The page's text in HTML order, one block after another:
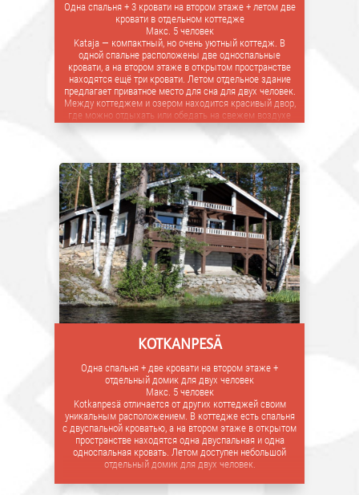
Одна спальня + 3 кровати на втором этаже + летом две
кровати в отдельном коттедже
Макс. 5 человек
Kataja — компактный, но очень уютный коттедж. В
одной спальне расположены две односпальные
кровати, а на втором этаже в открытом пространстве
находятся ещё три кровати. Летом отдельное здание
предлагает приватное место для сна для двух человек.
Между коттеджем и озером находится красивый двор,
где можно отдыхать или обедать на свежем воздухе
под берёзами. Имеется место для гриля.
KOTKANPESÄ
Одна спальня + две кровати на втором этаже +
отдельный домик для двух человек
Макс. 5 человек
Kotkanpesä отличается от других коттеджей своим
уникальным расположением. В коттедже есть спальня
с двуспальной кроватью, а на втором этаже в открытом
пространстве находятся одна двуспальная и одна
односпальная кровать. Летом доступен небольшой
отдельный домик для двух человек.